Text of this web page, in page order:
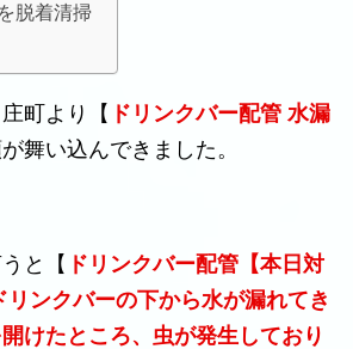
脱着清掃
町より【 ドリンクバー配管 水漏
舞い込んできました。
と【 ドリンクバー配管【本日対
ンクバーの下から水が漏れてき
けたところ、虫が発生しており